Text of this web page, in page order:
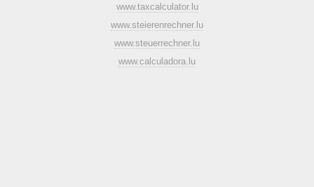
www.taxcalculator.lu
www.steierenrechner.lu
www.steuerrechner.lu
www.calculadora.lu